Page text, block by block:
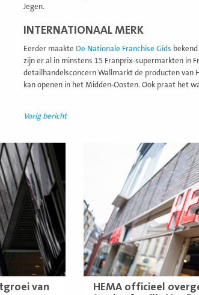
Jegen.
INTERNATIONAAL MERK
Eerder maakte De Nationale Franchise Gids
zijn er al in minstens 15 Franprix-supermarkten in
detailhandelsconcern Wallmarkt de producten van
kan openen in het Midden-Oosten. Ook praat het
Vorig bericht
van
HEMA officieel